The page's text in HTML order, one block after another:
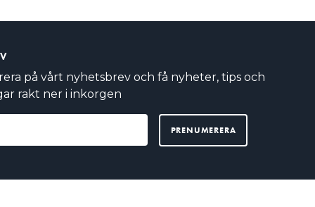
på vårt nyhetsbrev och få nyheter, tips och
rakt ner i inkorgen